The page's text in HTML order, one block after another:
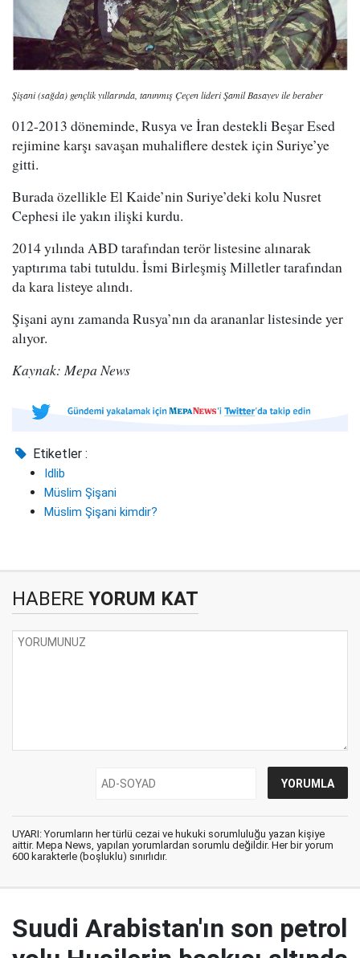
Şişani (sağda) gençlik yıllarında, tanınmış Çeçen lideri Şamil Basayev ile beraber
012-2013 döneminde, Rusya ve İran destekli Beşar Esed
rejimine karşı savaşan muhaliflere destek için Suriye’ye
gitti.
Burada özellikle El Kaide’nin Suriye’deki kolu Nusret
Cephesi ile yakın ilişki kurdu.
2014 yılında ABD tarafından terör listesine alınarak
yaptırıma tabi tutuldu. İsmi Birleşmiş Milletler tarafından
da kara listeye alındı.
Şişani aynı zamanda Rusya’nın da arananlar listesinde yer
alıyor.
Kaynak: Mepa News
Etiketler :
Idlib
Müslim Şişani
Müslim Şişani kimdir?
HABERE YORUM KAT
UYARI: Yorumların her türlü cezai ve hukuki sorumluluğu yazan kişiye
aittir. Mepa News, yapılan yorumlardan sorumlu değildir. Her bir yorum
600 karakterle (boşluklu) sınırlıdır.
Suudi Arabistan'ın son petrol